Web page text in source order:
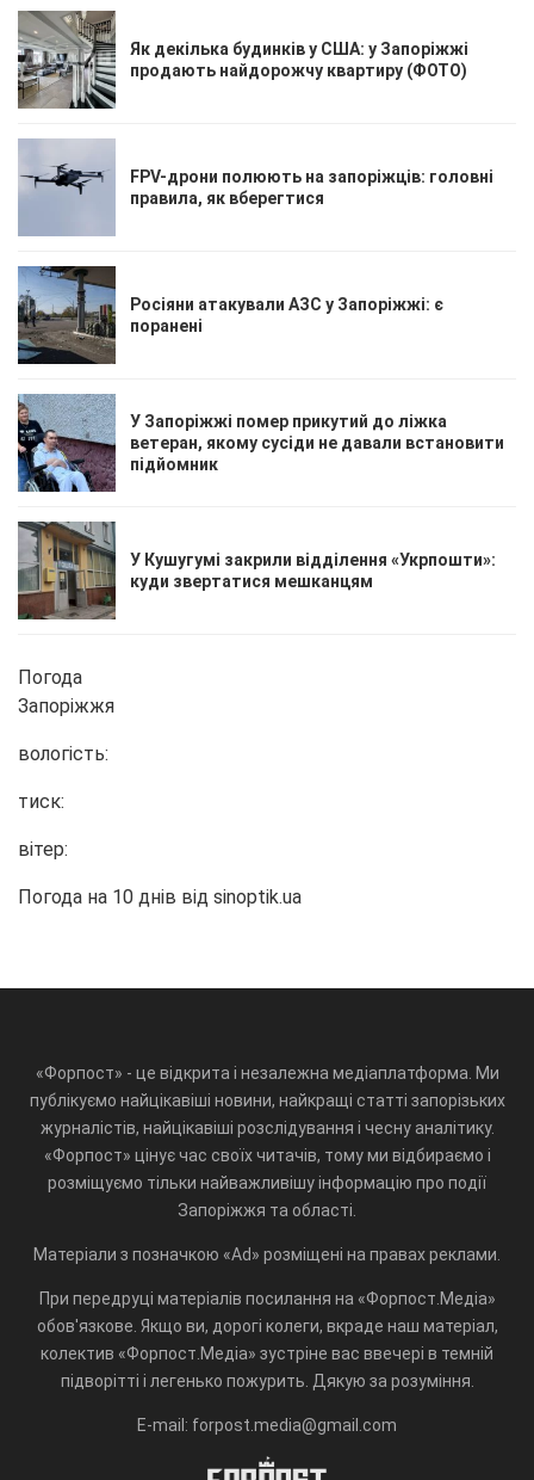
Як декілька будинків у США: у Запоріжжі
продають найдорожчу квартиру (ФОТО)
FPV-дрони полюють на запоріжців: головні
правила, як вберегтися
Росіяни атакували АЗС у Запоріжжі: є
поранені
У Запоріжжі помер прикутий до ліжка
ветеран, якому сусіди не давали встановити
підйомник
У Кушугумі закрили відділення «Укрпошти»:
куди звертатися мешканцям
Погода
Запоріжжя
вологість:
тиск:
вітер:
Погода на 10 днів від sinoptik.ua
«Форпост» - це відкрита і незалежна медіаплатформа. Ми
публікуємо найцікавіші новини, найкращі статті запорізьких
журналістів, найцікавіші розслідування і чесну аналітику.
«Форпост» цінує час своїх читачів, тому ми відбираємо і
розміщуємо тільки найважливішу інформацію про події
Запоріжжя та області.
Матеріали з позначкою «Ad» розміщені на правах реклами.
При передруці матеріалів посилання на «Форпост.Медіа»
обов'язкове. Якщо ви, дорогі колеги, вкраде наш матеріал,
колектив «Форпост.Медіа» зустріне вас ввечері в темній
підворітті і легенько пожурить. Дякую за розуміння.
E-mail: forpost.media@gmail.com